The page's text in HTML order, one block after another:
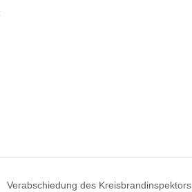
Verabschiedung des Kreisbrandinspektors